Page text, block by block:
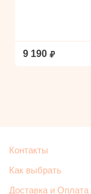
9 190
Контакты
Как выбрать
Доставка и Оплата